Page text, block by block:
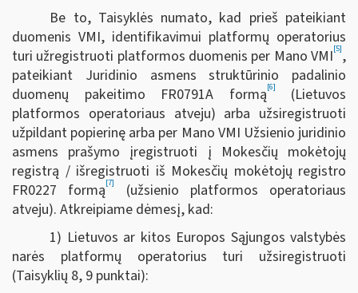
Be to, Taisyklės numato, kad prieš pateikiant
duomenis VMI, identifikavimui platformų operatorius
turi užregistruoti platformos duomenis per Mano VMI[5],
pateikiant Juridinio asmens struktūrinio padalinio
duomenų pakeitimo FR0791A formą[6]
(Lietuvos
platformos operatoriaus atveju) arba užsiregistruoti
užpildant popierinę arba per Mano VMI Užsienio juridinio
asmens prašymo įregistruoti į Mokesčių mokėtojų
registrą / išregistruoti iš Mokesčių mokėtojų registro
FR0227 formą[7]
(užsienio platformos operatoriaus
atveju). Atkreipiame dėmesį, kad:
1) Lietuvos ar kitos Europos Sąjungos valstybės
narės platformų operatorius turi užsiregistruoti
(Taisyklių 8, 9 punktai):